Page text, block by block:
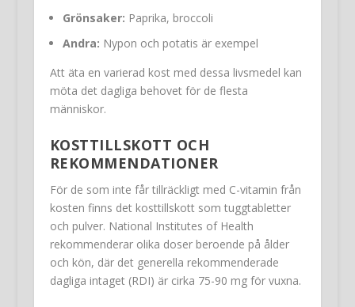
Grönsaker: Paprika, broccoli
Andra: Nypon och potatis är exempel
Att äta en varierad kost med dessa livsmedel kan
möta det dagliga behovet för de flesta
människor.
KOSTTILLSKOTT OCH
REKOMMENDATIONER
För de som inte får tillräckligt med C-vitamin från
kosten finns det kosttillskott som tuggtabletter
och pulver. National Institutes of Health
rekommenderar olika doser beroende på ålder
och kön, där det generella rekommenderade
dagliga intaget (RDI) är cirka 75-90 mg för vuxna.